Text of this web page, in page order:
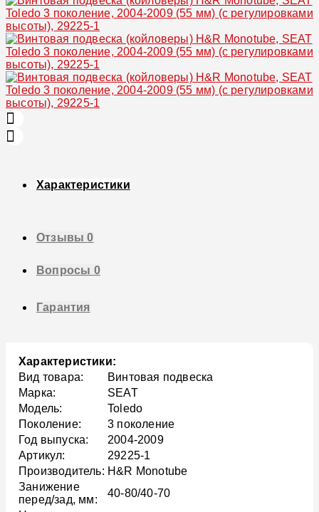
Характеристики
Отзывы0
Вопросы 0
Гарантия
Характеристики:
Вид товара:
Винтовая подвеска
Марка:
SEAT
Модель:
Toledo
Поколение:
3 поколение
Год выпуска:
2004-2009
Артикул:
29225-1
Производитель: H&R Monotube
Занижение
перед/зад, мм:
40-80/40-70